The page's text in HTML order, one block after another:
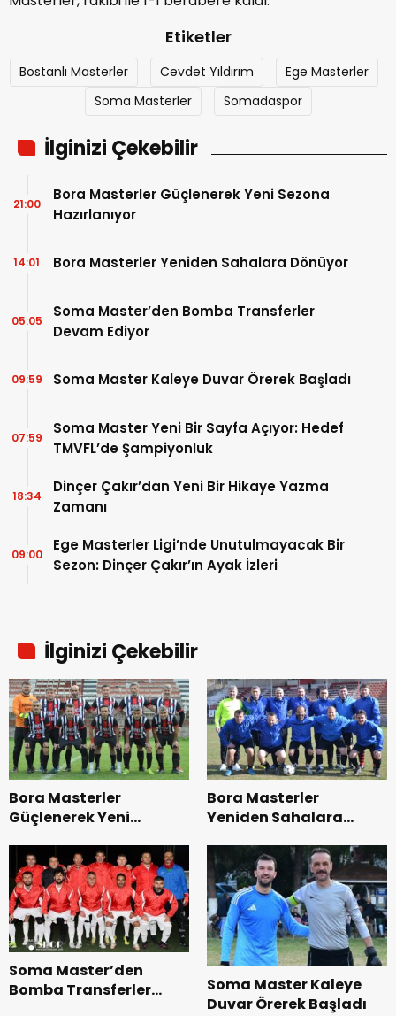
Etiketler
Bostanlı Masterler Cevdet Yıldırım
Ege Masterler
Soma Masterler
Somadaspor
İlginizi Çekebilir
Bora Masterler Güçlenerek Yeni Sezona
Hazırlanıyor
21:00
Bora Masterler Yeniden Sahalara Dönüyor
14:01
Soma Master’den Bomba Transferler
Devam Ediyor
05:05
Soma Master Kaleye Duvar Örerek Başladı
09:59
Soma Master Yeni Bir Sayfa Açıyor: Hedef
TMVFL’de Şampiyonluk
07:59
Dinçer Çakır’dan Yeni Bir Hikaye Yazma
Zamanı
18:34
Ege Masterler Ligi’nde Unutulmayacak Bir
Sezon: Dinçer Çakır’ın Ayak İzleri
09:00
İlginizi Çekebilir
Bora Masterler
Güçlenerek Yeni
Bora Masterler
Yeniden Sahalara
Soma Master’den
Bomba Transferler
Soma Master Kaleye
Duvar Örerek Başladı